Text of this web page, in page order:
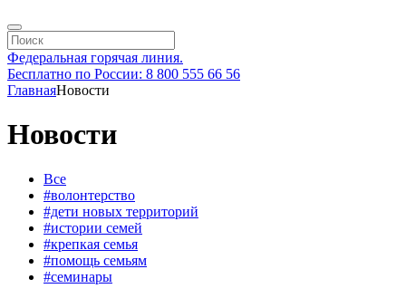
Федеральная горячая линия.
Бесплатно по России: 8 800 555 66 56
ГлавнаяНовости
Новости
Все
#волонтерство
#дети новых территорий
#истории семей
#крепкая семья
#помощь семьям
#семинары